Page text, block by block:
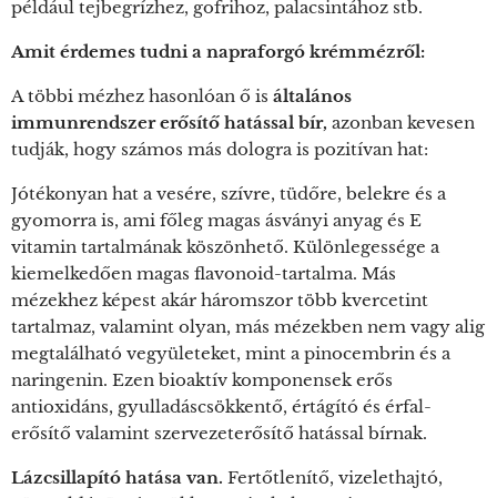
például tejbegrízhez, gofrihoz, palacsintához stb.
Amit érdemes tudni a napraforgó krémmézről:
A többi mézhez hasonlóan ő is általános
immunrendszer erősítő hatással bír, azonban kevesen
tudják, hogy számos más dologra is pozitívan hat:
Jótékonyan hat a vesére, szívre, tüdőre, belekre és a
gyomorra is, ami főleg magas ásványi anyag és E
vitamin tartalmának köszönhető. Különlegessége a
kiemelkedően magas flavonoid-tartalma. Más
mézekhez képest akár háromszor több kvercetint
tartalmaz, valamint olyan, más mézekben nem vagy alig
megtalálható vegyületeket, mint a pinocembrin és a
naringenin. Ezen bioaktív komponensek erős
antioxidáns, gyulladáscsökkentő, értágító és érfal-
erősítő valamint szervezeterősítő hatással bírnak.
Lázcsillapító hatása van. Fertőtlenítő, vizelethajtó,